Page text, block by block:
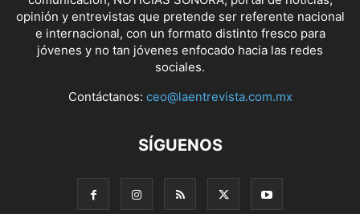
opinión y entrevistas que pretende ser referente nacional
e internacional, con un formato distinto fresco para
jóvenes y no tan jóvenes enfocado hacia las redes
sociales.
Contáctanos: ceo@laentrevista.com.mx
SÍGUENOS